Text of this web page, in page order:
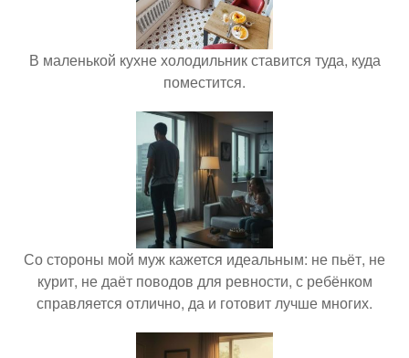
В маленькой кухне холодильник ставится туда, куда
поместится.
Со стороны мой муж кажется идеальным: не пьёт, не
курит, не даёт поводов для ревности, с ребёнком
справляется отлично, да и готовит лучше многих.